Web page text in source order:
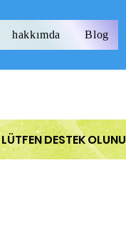
hakkımda Blog
LÜTFEN DESTEK